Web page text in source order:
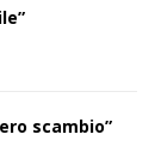
scambio”